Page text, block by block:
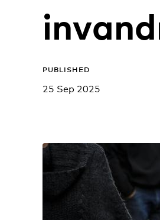
PUBLISHED
25 Sep 2025